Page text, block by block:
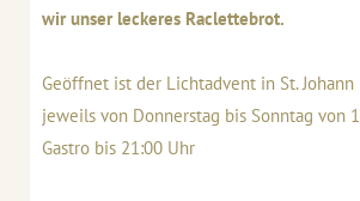
wir unser leckeres Raclettebrot.
Geöffnet ist der Lichtadvent in St. Johann
jeweils von Donnerstag bis Sonntag von
Gastro bis 21:00 Uhr